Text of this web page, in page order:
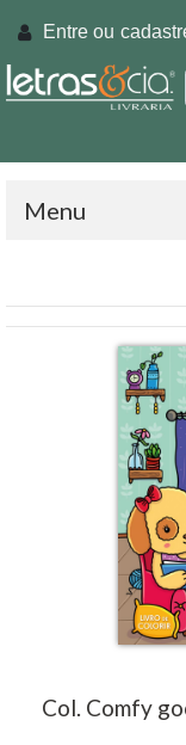
Entre ou
Menu
Col. Comfy